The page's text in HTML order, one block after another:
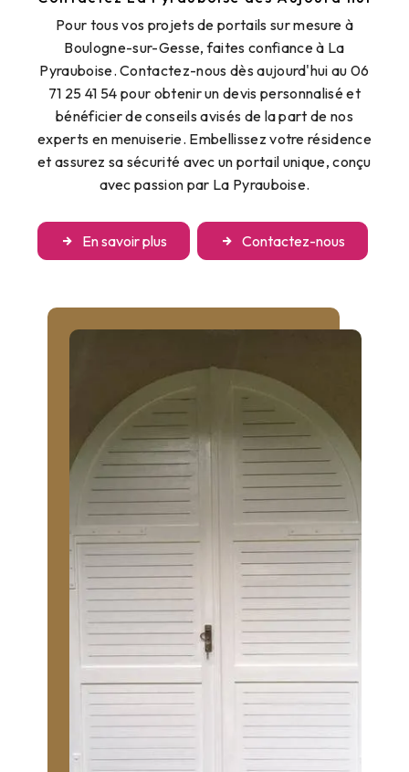
Pour tous vos projets de portails sur mesure à
Boulogne-sur-Gesse, faites confiance à La
Pyrauboise. Contactez-nous dès aujourd'hui au 06
71 25 41 54 pour obtenir un devis personnalisé et
bénéficier de conseils avisés de la part de nos
experts en menuiserie. Embellissez votre résidence
et assurez sa sécurité avec un portail unique, conçu
avec passion par La Pyrauboise.
En savoir plus Contactez-nous